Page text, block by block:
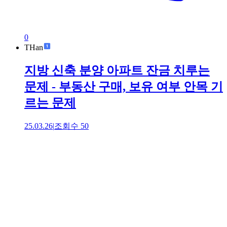
0
THan
지방 신축 분양 아파트 잔금 치루는
문제 - 부동산 구매, 보유 여부 안목 기
르는 문제
25.03.26|조회수 50